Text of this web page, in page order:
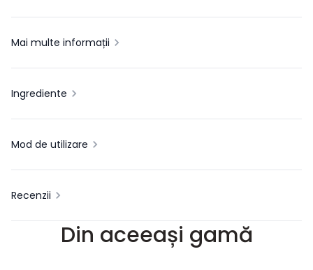
Mai multe informații
Ingrediente
Mod de utilizare
Recenzii
Din aceeași gamă